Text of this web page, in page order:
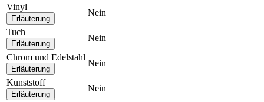
Vinyl
Erläuterung
Nein
Tuch
Erläuterung
Nein
Chrom und Edelstahl
Erläuterung
Nein
Kunststoff
Erläuterung
Nein